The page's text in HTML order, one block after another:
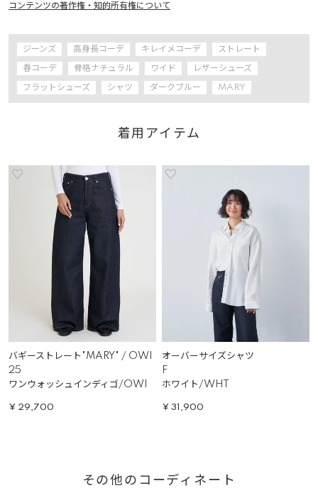
コンテンツの著作権・知的所有権について
ジーンズ 高身長コーデ キレイメコーデ ストレート
春コーデ 骨格ナチュラル ワイド レザーシューズ
フラットシューズ シャツ ダークブルー MARY
着用アイテム
バギーストレート"MARY" / OWI
25
ワンウォッシュインディゴ/OWI
¥ 29,700
オーバーサイズシャツ
F
ホワイト/WHT
¥ 31,900
その他のコーディネート